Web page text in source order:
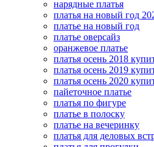
нарядные платья
платья на новый год
платье на новый год
платье оверсайз
оранжевое платье
платья осень 2018
платья осень 2019
платья осень 2020
пайеточное платье
платья по фигуре
платье в полоску
платье на вечеринку
платья для деловых